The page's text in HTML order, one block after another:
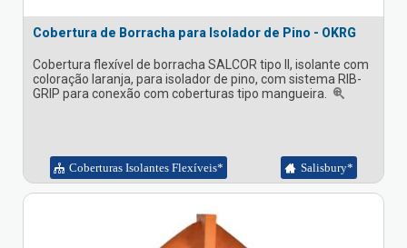
Cobertura de Borracha para Isolador de Pino - OKRG
Cobertura flexível de borracha SALCOR tipo II, isolante com
coloração laranja, para isolador de pino, com sistema RIB-
GRIP para conexão com coberturas tipo mangueira.
Coberturas Isolantes Flexíveis* Salisbury*